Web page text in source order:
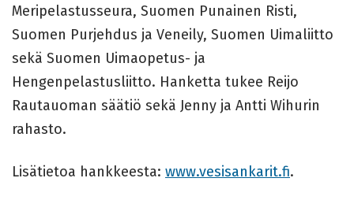
Meripelastusseura, Suomen Punainen Risti,
Suomen Purjehdus ja Veneily, Suomen Uimaliitto
sekä Suomen Uimaopetus- ja
Hengenpelastusliitto. Hanketta tukee Reijo
Rautauoman säätiö sekä Jenny ja Antti Wihurin
rahasto.
Lisätietoa hankkeesta: www.vesisankarit.fi.